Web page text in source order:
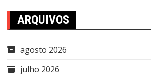
ARQUIVOS
agosto 2026
julho 2026